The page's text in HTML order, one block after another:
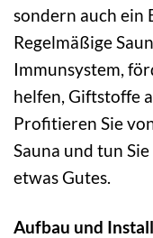
sondern auch ein
Regelmäßige
Immunsystem,
helfen, Giftstoffe
Profitieren Sie
Sauna und tun
etwas Gutes.
Aufbau und